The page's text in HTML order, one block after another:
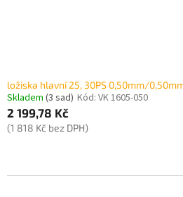
ložiska hlavní 25, 30PS 0,50mm/
Skladem (3 sad) Kód: VK 1605-050
2 199,78 Kč
(1 818 Kč bez DPH)